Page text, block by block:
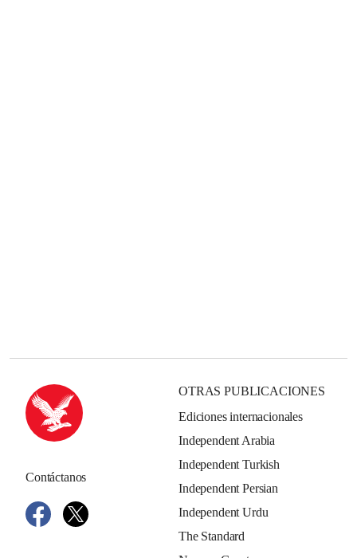
Contáctanos
OTRAS PUBLICACIONES
Ediciones internacionales
Independent Arabia
Independent Turkish
Independent Persian
Independent Urdu
The Standard